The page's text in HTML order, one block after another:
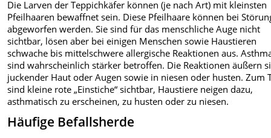
Die Larven der Teppichkäfer können (je nach Art) mit kleinsten
Pfeilhaaren bewaffnet sein. Diese Pfeilhaare können bei
abgeworfen werden. Sie sind für das menschliche Auge nicht
sichtbar, lösen aber bei einigen Menschen sowie Haustieren
schwache bis mittelschwere allergische Reaktionen aus.
sind wahrscheinlich stärker betroffen. Die Reaktionen äußern
juckender Haut oder Augen sowie in niesen oder husten. Zum
sind kleine rote „Einstiche“ sichtbar, Haustiere neigen dazu,
asthmatisch zu erscheinen, zu husten oder zu niesen.
Häufige Befallsherde